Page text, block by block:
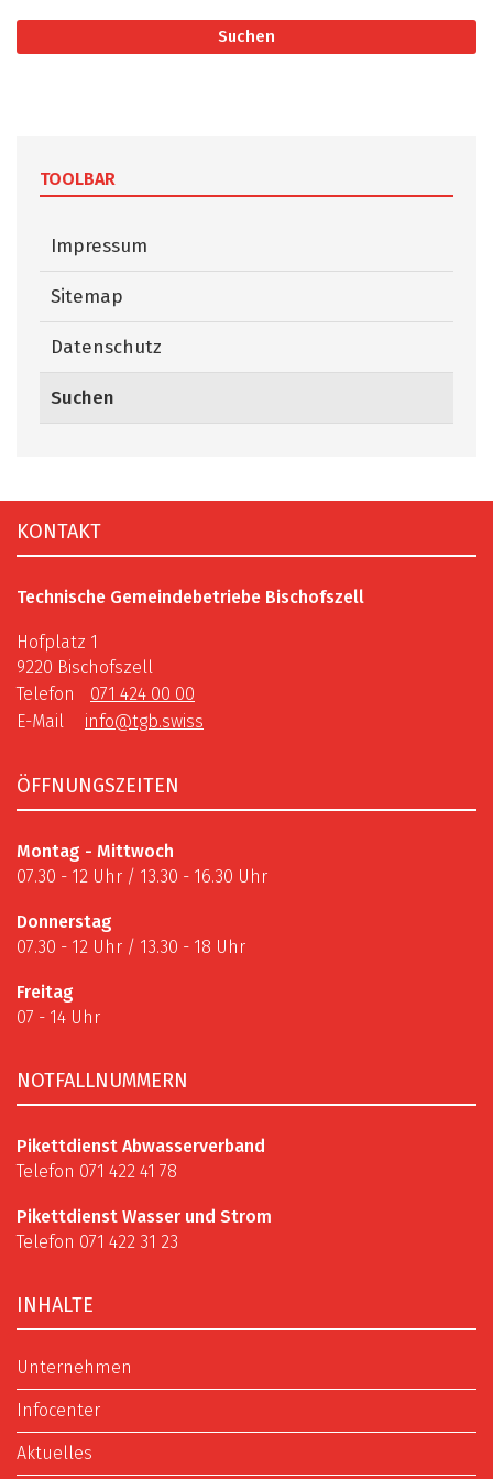
TOOLBAR
Impressum
Sitemap
Datenschutz
Suchen
Suchen
Fusszeile
KONTAKT
Technische Gemeindebetriebe Bischofszell
Hofplatz 1
9220 Bischofszell
Telefon
071 424 00 00
E-Mail
info@tgb.swiss
ÖFFNUNGSZEITEN
Montag - Mittwoch
07.30 - 12 Uhr / 13.30 - 16.30 Uhr
Donnerstag
07.30 - 12 Uhr / 13.30 - 18 Uhr
Freitag
07 - 14 Uhr
NOTFALLNUMMERN
Pikettdienst Abwasserverband
Telefon 071 422 41 78
Pikettdienst Wasser und Strom
Telefon 071 422 31 23
INHALTE
Unternehmen
Infocenter
Aktuelles